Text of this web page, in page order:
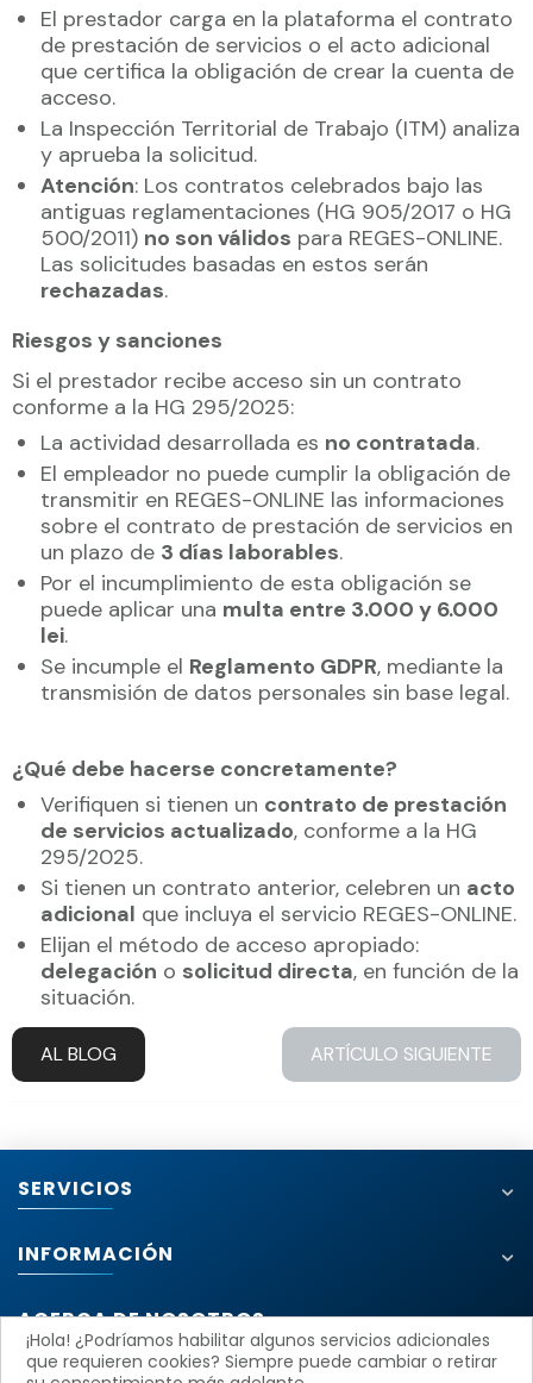
El prestador carga en la plataforma el contrato
de prestación de servicios o el acto adicional
que certifica la obligación de crear la cuenta de
acceso.
La Inspección Territorial de Trabajo (ITM) analiza
y aprueba la solicitud.
Atención: Los contratos celebrados bajo las
antiguas reglamentaciones (HG 905/2017 o HG
500/2011) no son válidos para REGES-ONLINE.
Las solicitudes basadas en estos serán
rechazadas.
Riesgos y sanciones
Si el prestador recibe acceso sin un contrato
conforme a la HG 295/2025:
La actividad desarrollada es no contratada.
El empleador no puede cumplir la obligación de
transmitir en REGES-ONLINE las informaciones
sobre el contrato de prestación de servicios en
un plazo de 3 días laborables.
Por el incumplimiento de esta obligación se
puede aplicar una multa entre 3.000 y 6.000
lei.
Se incumple el Reglamento GDPR, mediante la
transmisión de datos personales sin base legal.
¿Qué debe hacerse concretamente?
Verifiquen si tienen un contrato de prestación
de servicios actualizado, conforme a la HG
295/2025.
Si tienen un contrato anterior, celebren un acto
adicional que incluya el servicio REGES-ONLINE.
Elijan el método de acceso apropiado:
delegación o solicitud directa, en función de la
situación.
AL BLOG ARTÍCULO SIGUIENTE
SERVICIOS
INFORMACIÓN
ACERCA DE NOSOTROS
¡Hola! ¿Podríamos habilitar algunos servicios adicionales
que requieren cookies? Siempre puede cambiar o retirar